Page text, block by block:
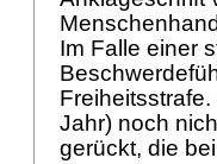
Im Falle einer
Jahr) noch
gerückt, die